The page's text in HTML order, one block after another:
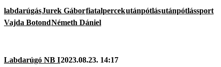
labdarúgásJurek Gáborfiatalpercekutánpótlásutánpótlássport
Vajda BotondNémeth Dániel
Labdarúgó NB I2023.08.23. 14:17